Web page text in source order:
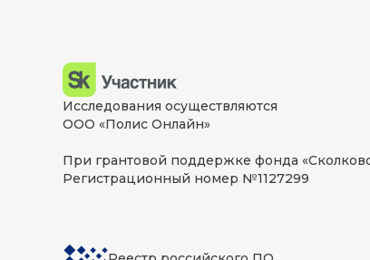
Исследования осуществляются
ООО «Полис Онлайн»
При грантовой поддержке фонда
Регистрационный номер №1127299